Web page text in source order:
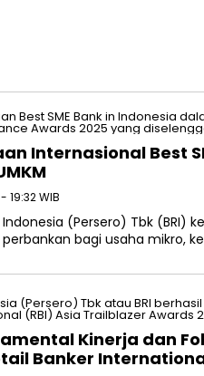
Internasional Best
19:32 WIB
Indonesia (Persero) Tbk
bagi usaha mikro,
Kinerja dan
Banker